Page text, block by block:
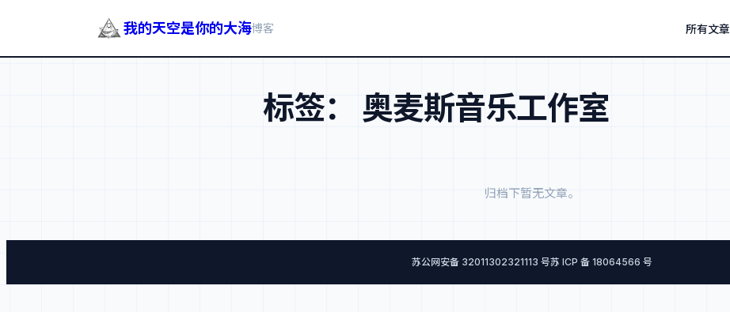
我的天空是你的大海博客 所有文章
标签： 奥麦斯音乐工作室
归档下暂无文章。
苏公网安备 32011302321113 号苏 ICP 备 18064566 号